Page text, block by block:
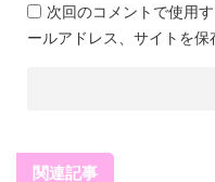
次回のコメントで使用
ールアドレス、サイトを保
関連記事